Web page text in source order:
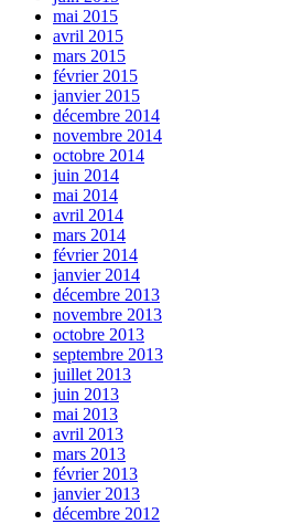
mai 2015
avril 2015
mars 2015
février 2015
janvier 2015
décembre 2014
novembre 2014
octobre 2014
juin 2014
mai 2014
avril 2014
mars 2014
février 2014
janvier 2014
décembre 2013
novembre 2013
octobre 2013
septembre 2013
juillet 2013
juin 2013
mai 2013
avril 2013
mars 2013
février 2013
janvier 2013
décembre 2012